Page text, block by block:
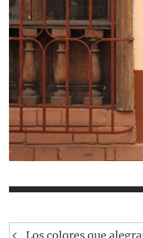
Navegación